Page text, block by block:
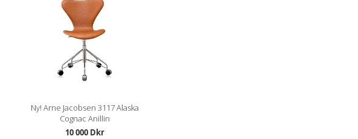
Ny! Arne Jacobsen 3117 Alaska
Cognac Anillin
10 000 Dkr